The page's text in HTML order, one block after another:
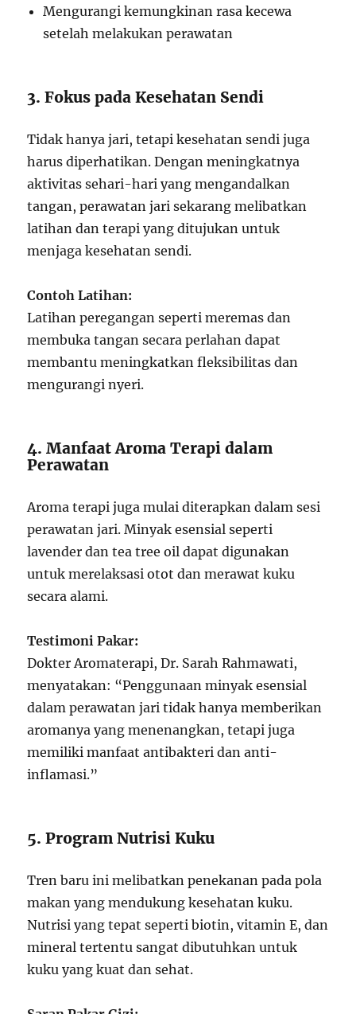
Mengurangi kemungkinan rasa kecewa
setelah melakukan perawatan
3. Fokus pada Kesehatan Sendi
Tidak hanya jari, tetapi kesehatan sendi juga
harus diperhatikan. Dengan meningkatnya
aktivitas sehari-hari yang mengandalkan
tangan, perawatan jari sekarang melibatkan
latihan dan terapi yang ditujukan untuk
menjaga kesehatan sendi.
Contoh Latihan:
Latihan peregangan seperti meremas dan
membuka tangan secara perlahan dapat
membantu meningkatkan fleksibilitas dan
mengurangi nyeri.
4. Manfaat Aroma Terapi dalam
Perawatan
Aroma terapi juga mulai diterapkan dalam sesi
perawatan jari. Minyak esensial seperti
lavender dan tea tree oil dapat digunakan
untuk merelaksasi otot dan merawat kuku
secara alami.
Testimoni Pakar:
Dokter Aromaterapi, Dr. Sarah Rahmawati,
menyatakan: “Penggunaan minyak esensial
dalam perawatan jari tidak hanya memberikan
aromanya yang menenangkan, tetapi juga
memiliki manfaat antibakteri dan anti-
inflamasi.”
5. Program Nutrisi Kuku
Tren baru ini melibatkan penekanan pada pola
makan yang mendukung kesehatan kuku.
Nutrisi yang tepat seperti biotin, vitamin E, dan
mineral tertentu sangat dibutuhkan untuk
kuku yang kuat dan sehat.